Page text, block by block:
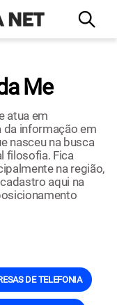
Me
atua em
da informação em
nasceu na busca
filosofia. Fica
na região,
aqui na
DE TELEFONIA